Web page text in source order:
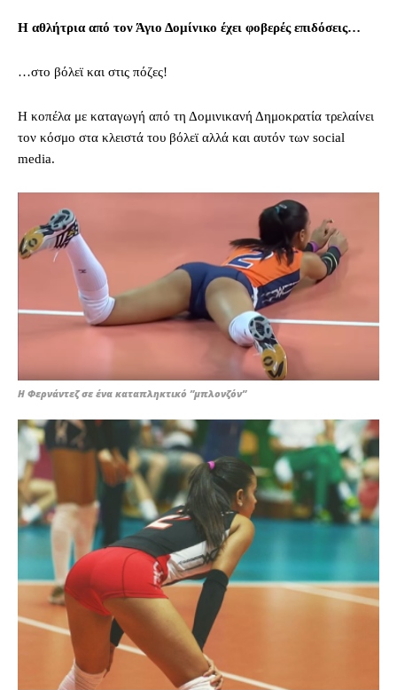
Η αθλήτρια από τον Άγιο Δομίνικο έχει φοβερές επιδόσεις…
…στο βόλεϊ και στις πόζες!
Η κοπέλα με καταγωγή από τη Δομινικανή Δημοκρατία τρελαίνει
τον κόσμο στα κλειστά του βόλεϊ αλλά και αυτόν των social
media.
Η Φερνάντεζ σε ένα καταπληκτικό ”μπλονζόν”